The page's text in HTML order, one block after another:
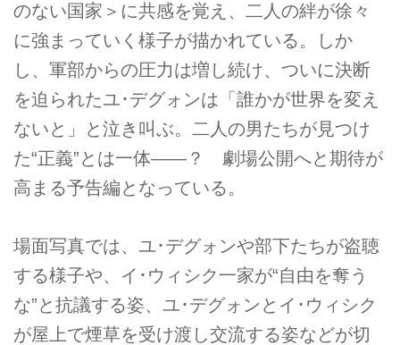
のない国家＞に共感を覚え、二人の絆が徐々
に強まっていく様子が描かれている。しか
し、軍部からの圧力は増し続け、ついに決断
を迫られたユ･デグォンは「誰かが世界を変え
ないと」と泣き叫ぶ。二人の男たちが見つけ
た“正義”とは一体――？ 劇場公開へと期待が
高まる予告編となっている。
場面写真では、ユ･デグォンや部下たちが盗聴
する様子や、イ･ウィシク一家が“自由を奪う
な”と抗議する姿、ユ･デグォンとイ･ウィシク
が屋上で煙草を受け渡し交流する姿などが切